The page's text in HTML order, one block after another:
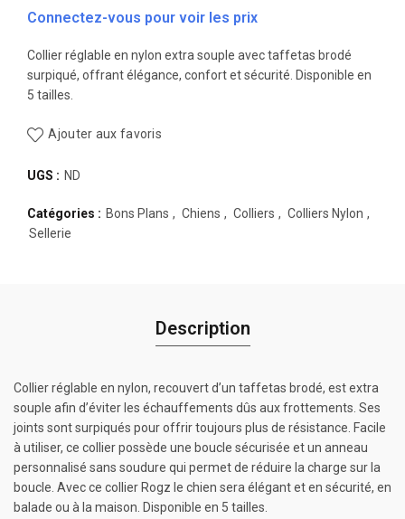
Connectez-vous pour voir les prix
Collier réglable en nylon extra souple avec taffetas brodé
surpiqué, offrant élégance, confort et sécurité. Disponible en
5 tailles.
Ajouter aux favoris
UGS : ND
Catégories : Bons Plans , Chiens , Colliers , Colliers Nylon ,
Sellerie
Description
Collier réglable en nylon, recouvert d’un taffetas brodé, est extra
souple afin d’éviter les échauffements dûs aux frottements. Ses
joints sont surpiqués pour offrir toujours plus de résistance. Facile
à utiliser, ce collier possède une boucle sécurisée et un anneau
personnalisé sans soudure qui permet de réduire la charge sur la
boucle. Avec ce collier Rogz le chien sera élégant et en sécurité, en
balade ou à la maison. Disponible en 5 tailles.